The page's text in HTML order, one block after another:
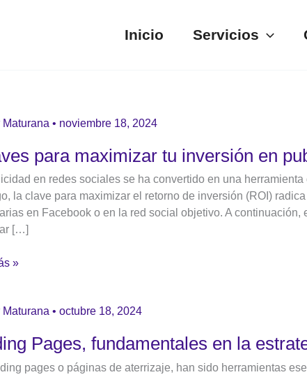
Inicio Servicios
Maturana • noviembre 18, 2024
para maximizar tu inversión en
en redes sociales se ha convertido en una
la clave para maximizar el retorno de inversión (ROI)
en Facebook o en la red social objetivo. A
[…]
»
Maturana • octubre 18, 2024
Pages, fundamentales en la
pages o páginas de aterrizaje, han sido herramientas